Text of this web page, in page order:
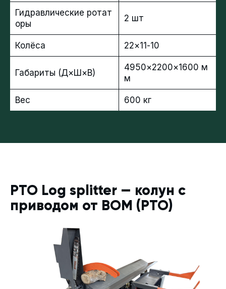
Гидравлические ротат
оры
2 шт
Колёса 22×11-10
Габариты (Д×Ш×В)
4950×2200×1600 м
м
Вес 600 кг
PTO Log splitter — колун с
приводом от ВОМ (PTO)